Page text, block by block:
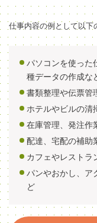
仕事内容の例として以下
パソコンを使った
種データの作成な
書類整理や伝票管
ホテルやビルの清
在庫管理、発注作
配達、宅配の補助
カフェやレストラ
パンやおかし、
ど